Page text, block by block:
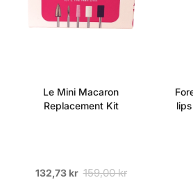
Le Mini Macaron
Replacement Kit
132,73 kr 159,00 kr